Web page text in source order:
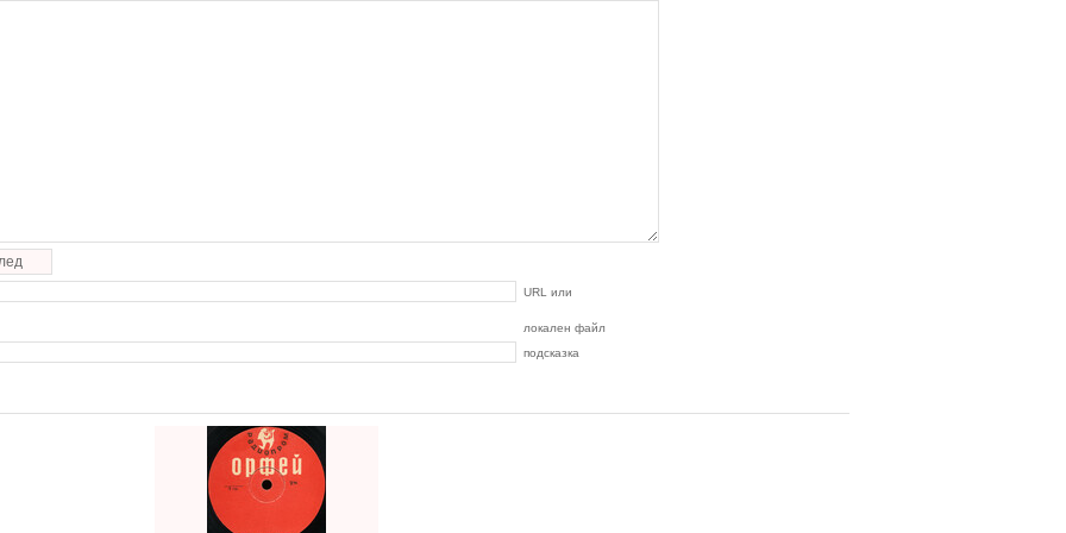
URL или
локален файл
подсказка